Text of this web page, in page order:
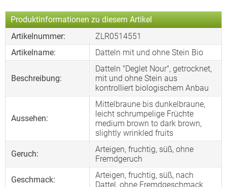
Produktinformationen zu diesem Artikel
Artikelnummer:
ZLR0514551
Artikelname:
Datteln mit und ohne Stein Bio
Beschreibung:
Datteln "Deglet Nour", getrocknet,
mit und ohne Stein aus
kontrolliert biologischem Anbau
Aussehen:
Mittelbraune bis dunkelbraune,
leicht schrumpelige Früchte
medium brown to dark brown,
slightly wrinkled fruits
Geruch:
Arteigen, fruchtig, süß, ohne
Fremdgeruch
Geschmack:
Arteigen, fruchtig, süß, nach
Dattel, ohne Fremdgeschmack